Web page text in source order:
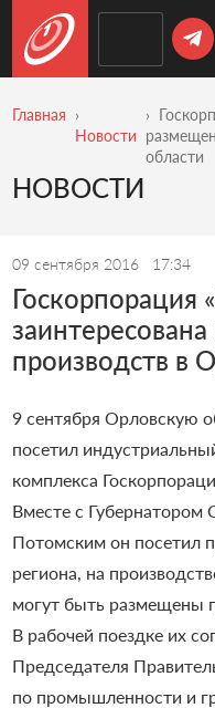
Главная
Новости
области
НОВОСТИ
09 сентября 2016 17:34
Госкорпорация
производств в
9 сентября Орловскую
посетил
комплекса
Вместе с
Потомским он посетил
региона, на
могут быть размещены
В рабочей поездке их
Председателя
по промышленности и